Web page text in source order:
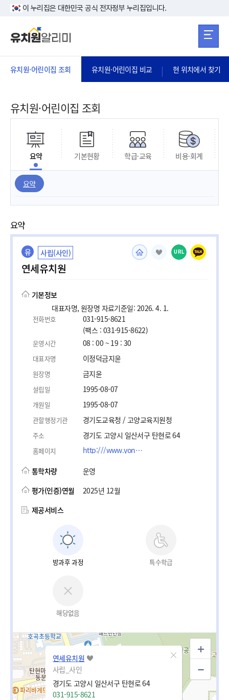
본문 바로가기
이 누리집은 대한민국 공식 전자정부 누리집입니다.
유치원·어린이집 조회 유치원·어린이집 비교 현 위치에서 찾기
유치원·어린이집 조회
요약 기본현황 학급·교육 비용·회계
요약
요약
유 사립(사인)
연세유치원
URL
기본정보
대표자명, 원장명 자료기준일: 2026. 4. 1.
전화번호
031-915-8621
(팩스 : 031-915-8622)
운영시간 08 : 00 ~ 19 : 30
대표자명 이정덕금지윤
원장명 금지윤
설립일 1995-08-07
개원일 1995-08-07
관할행정기관 경기도교육청 / 고양교육지원청
주소 경기도 고양시 일산서구 탄현로 64
홈페이지 http:///www.yonseikids.com
통학차량
운영
평가(인증)연월
2025년 12월
제공서비스
방과후 과정 특수학급
해당없음
연세유치원
사립_사인
경기도 고양시 일산서구 탄현로 64
031-915-8621